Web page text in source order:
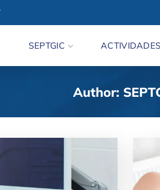
SEPTGIC ACTIVIDADES
Author: